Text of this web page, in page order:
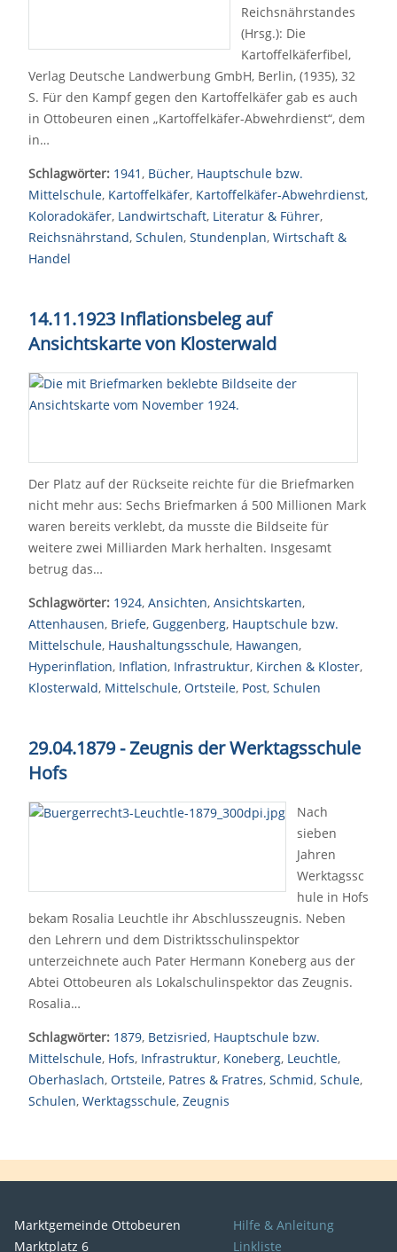
Reichsnährstandes
(Hrsg.): Die
Kartoffelkäferfibel,
Verlag Deutsche Landwerbung GmbH, Berlin, (1935), 32
S. Für den Kampf gegen den Kartoffelkäfer gab es auch
in Ottobeuren einen „Kartoffelkäfer-Abwehrdienst“, dem
in…
Schlagwörter: 1941, Bücher, Hauptschule bzw.
Mittelschule, Kartoffelkäfer, Kartoffelkäfer-Abwehrdienst,
Koloradokäfer, Landwirtschaft, Literatur & Führer,
Reichsnährstand, Schulen, Stundenplan, Wirtschaft &
Handel
14.11.1923 Inflationsbeleg auf
Ansichtskarte von Klosterwald
Der Platz auf der Rückseite reichte für die Briefmarken
nicht mehr aus: Sechs Briefmarken á 500 Millionen Mark
waren bereits verklebt, da musste die Bildseite für
weitere zwei Milliarden Mark herhalten. Insgesamt
betrug das…
Schlagwörter: 1924, Ansichten, Ansichtskarten,
Attenhausen, Briefe, Guggenberg, Hauptschule bzw.
Mittelschule, Haushaltungsschule, Hawangen,
Hyperinflation, Inflation, Infrastruktur, Kirchen & Kloster,
Klosterwald, Mittelschule, Ortsteile, Post, Schulen
29.04.1879 - Zeugnis der Werktagsschule
Hofs
Nach
sieben
Jahren
Werktagssc
hule in Hofs
bekam Rosalia Leuchtle ihr Abschlusszeugnis. Neben
den Lehrern und dem Distriktsschulinspektor
unterzeichnete auch Pater Hermann Koneberg aus der
Abtei Ottobeuren als Lokalschulinspektor das Zeugnis.
Rosalia…
Schlagwörter: 1879, Betzisried, Hauptschule bzw.
Mittelschule, Hofs, Infrastruktur, Koneberg, Leuchtle,
Oberhaslach, Ortsteile, Patres & Fratres, Schmid, Schule,
Schulen, Werktagsschule, Zeugnis
Marktgemeinde Ottobeuren
Marktplatz 6
Hilfe & Anleitung
Linkliste